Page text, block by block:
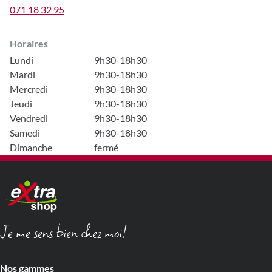
071 18 32 95
Horaires
Lundi
Mardi
Mercredi
Jeudi
Vendredi
Samedi
Dimanche
9h30-18h30
9h30-18h30
9h30-18h30
9h30-18h30
9h30-18h30
9h30-18h30
fermé
Je me sens bien chez moi!
Nos gammes